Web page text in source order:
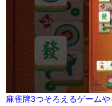
麻雀牌3つそろえるゲーム